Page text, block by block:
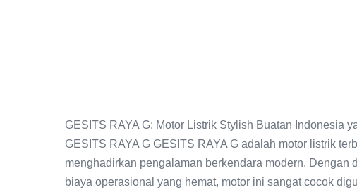
GESITS RAYA G: Motor Listrik Stylish Buatan Indonesia
GESITS RAYA G GESITS RAYA G adalah motor listrik
menghadirkan pengalaman berkendara modern. Dengan
biaya operasional yang hemat, motor ini sangat cocok